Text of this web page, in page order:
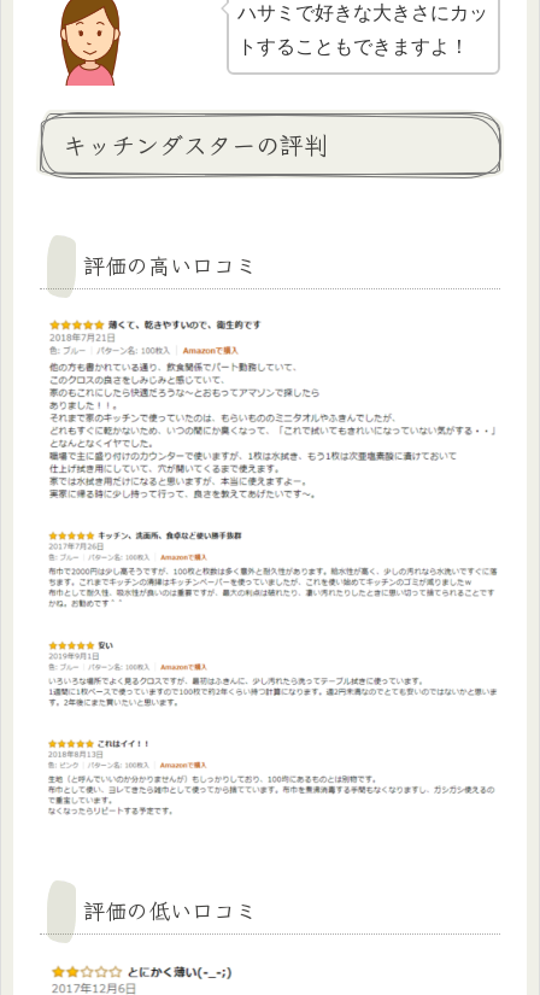
ハサミで好きな大きさにカッ
トすることもできますよ！
キッチンダスターの評判
評価の高い口コミ
評価の低い口コミ